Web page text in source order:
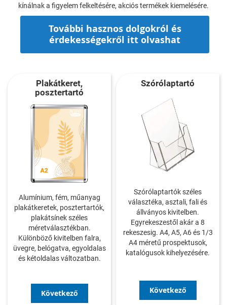
kínálnak a figyelem felkeltésére, akciós termékek kiemelésére.
További hasznos dolgokról és
érdekességekről itt olvashat
Plakátkeret,
posztertartó
Alumínium, fém, műanyag
plakátkeretek, posztertartók,
plakátsínek széles
méretválasztékban.
Különböző kivitelben falra,
üvegre, belógatva, egyoldalas
és kétoldalas változatban.
Következő
Szórólaptartó
Szórólaptartók széles
választéka, asztali, fali és
állványos kivitelben.
Egyrekeszestől akár a 8
rekeszesig. A4, A5, A6 és 1/3
A4 méretű prospektusok,
katalógusok kihelyezésére.
Következő